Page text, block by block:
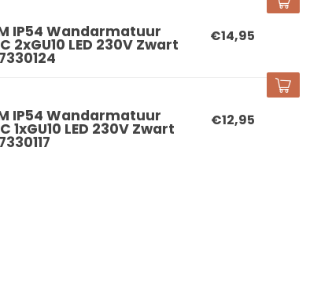
IP54 Wandarmatuur
2xGU10 LED 230V Zwart €14,95
IP54 Wandarmatuur
1xGU10 LED 230V Zwart €12,95